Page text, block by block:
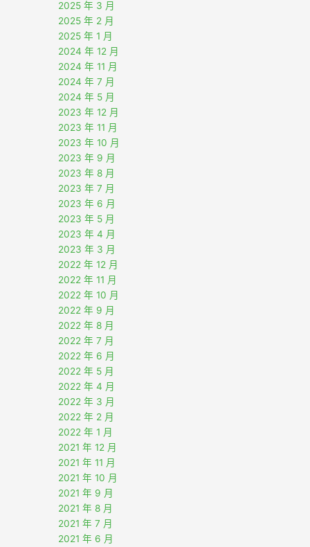
2025 年 3 月
2025 年 2 月
2025 年 1 月
2024 年 12 月
2024 年 11 月
2024 年 7 月
2024 年 5 月
2023 年 12 月
2023 年 11 月
2023 年 10 月
2023 年 9 月
2023 年 8 月
2023 年 7 月
2023 年 6 月
2023 年 5 月
2023 年 4 月
2023 年 3 月
2022 年 12 月
2022 年 11 月
2022 年 10 月
2022 年 9 月
2022 年 8 月
2022 年 7 月
2022 年 6 月
2022 年 5 月
2022 年 4 月
2022 年 3 月
2022 年 2 月
2022 年 1 月
2021 年 12 月
2021 年 11 月
2021 年 10 月
2021 年 9 月
2021 年 8 月
2021 年 7 月
2021 年 6 月